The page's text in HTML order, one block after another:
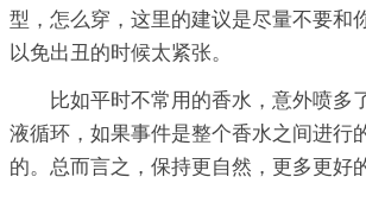
型，怎么穿，这里的建议是尽量不要和
以免出丑的时候太紧张。
比如平时不常用的香水，意外喷多
液循环，如果事件是整个香水之间进行
的。总而言之，保持更自然，更多更好